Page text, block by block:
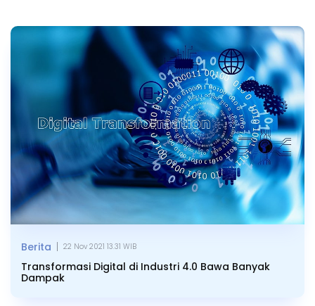
Transformasi Digital di Industri 4.0 Bawa Banyak
Dampak
Berita | 22 Nov 2021 13.31 WIB